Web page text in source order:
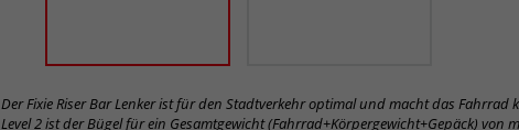
Der Fixie Riser Bar Lenker ist für den Stadtverkehr optimal und macht das Fahrrad
Level 2 ist der Bügel für ein Gesamtgewicht (Fahrrad+Körpergewicht+Gepäck) von